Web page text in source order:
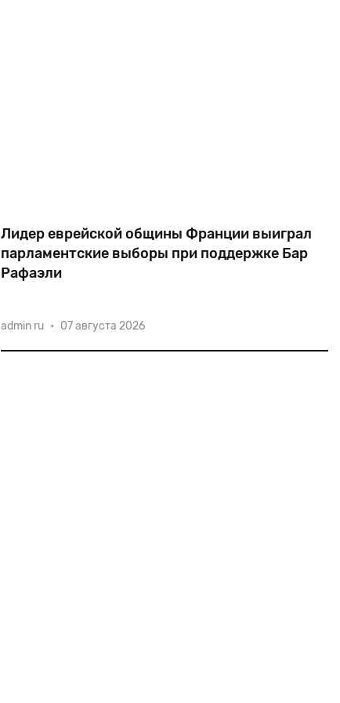
Лидер еврейской общины Франции выиграл
парламентские выборы при поддержке Бар
Рафаэли
тур парламентских выборов. За место
представителя восьмого из одиннадцати
admin ru • 07 августа 2026